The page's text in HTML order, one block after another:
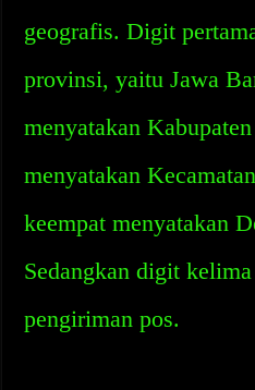
geografis. Digit
provinsi, yaitu Jawa
menyatakan
menyatakan
keempat menyatakan
Sedangkan digit
pengiriman pos.